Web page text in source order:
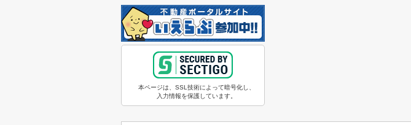
本ページは、SSL技術によって暗号化し、
入力情報を保護しています。